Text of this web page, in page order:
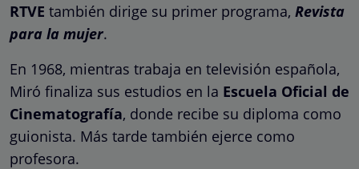
RTVE también dirige su primer programa, Revista
para la mujer.
En 1968, mientras trabaja en televisión española,
Miró finaliza sus estudios en la Escuela Oficial de
Cinematografía, donde recibe su diploma como
guionista. Más tarde también ejerce como
profesora.